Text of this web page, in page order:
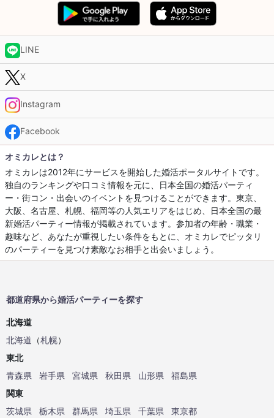
LINE
X
Instagram
Facebook
オミカレとは？
オミカレは2012年にサービスを開始した婚活ポータルサイトです。
独自のランキングや口コミ情報を元に、日本全国の婚活パーティ
ー・街コン・出会いのイベントを見つけることができます。東京、
大阪、名古屋、札幌、福岡等の人気エリアをはじめ、日本全国の最
新婚活パーティー情報が掲載されています。参加者の年齢・職業・
趣味など、あなたが重視したい条件をもとに、オミカレでピッタリ
のパーティーを見つけ素敵なお相手と出会いましょう。
都道府県から婚活パーティーを探す
北海道
北海道 （札幌）
東北
青森県
岩手県 宮城県 秋田県 山形県
福島県
関東
茨城県
栃木県 群馬県 埼玉県 千葉県
東京都